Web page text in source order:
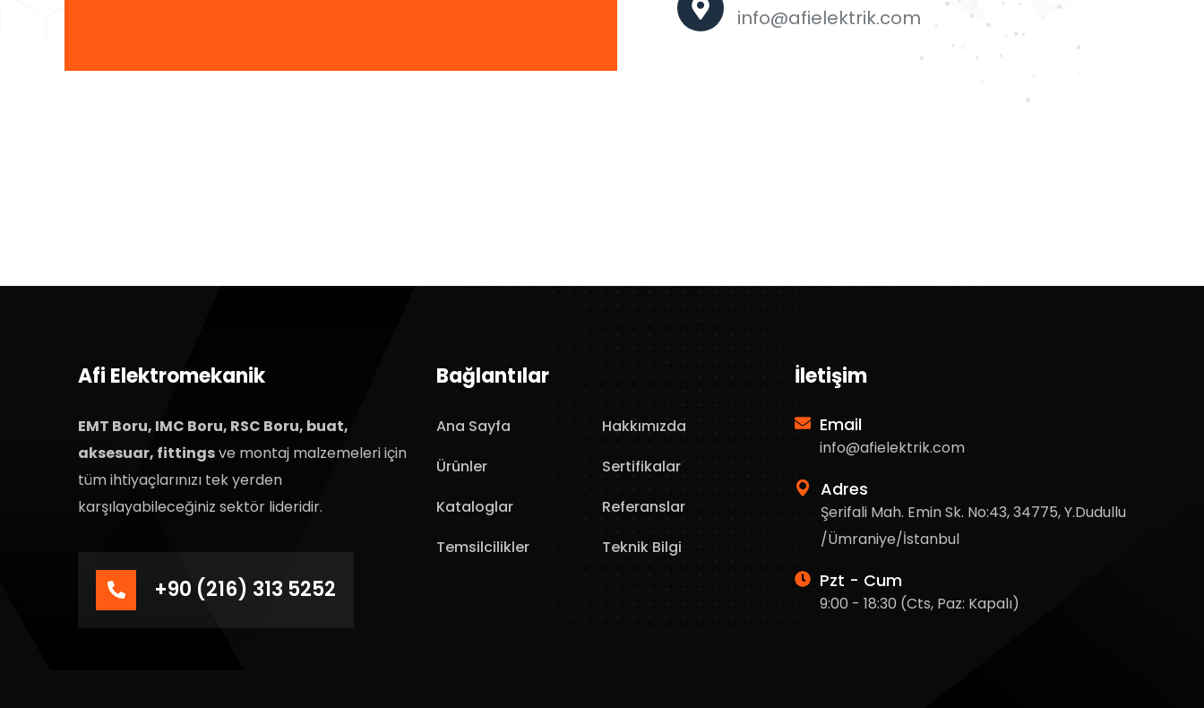
info@afielektrik.com
Afi Elektromekanik
EMT Boru, IMC Boru, RSC Boru, buat,
aksesuar, fittingsve montaj malzemeleri için
tüm ihtiyaçlarınızı tek yerden
karşılayabileceğiniz sektör lideridir.
+90 (216) 313 5252
Bağlantılar
Ana Sayfa
Hakkımızda
Ürünler
Sertifikalar
Kataloglar
Referanslar
Temsilcilikler
Teknik Bilgi
İletişim
Email
info@afielektrik.com
Adres
Şerifali Mah. Emin Sk. No:43, 34775, Y.Dudullu
/Ümraniye/İstanbul
Pzt - Cum
9:00 - 18:30 (Cts, Paz: Kapalı)